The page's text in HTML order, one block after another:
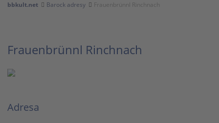
bbkult.net Barock adresy Frauenbrünnl Rinchnach
Frauenbrünnl Rinchnach
Adresa